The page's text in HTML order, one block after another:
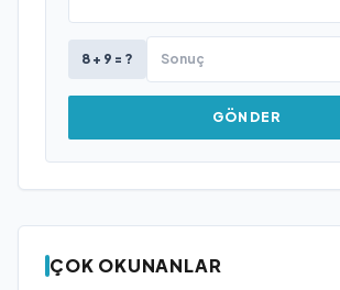
8 + 9 = ?
GÖNDER
ÇOK OKUNANLAR